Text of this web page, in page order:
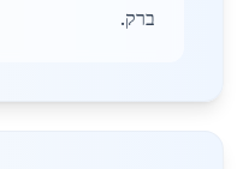
ברק.